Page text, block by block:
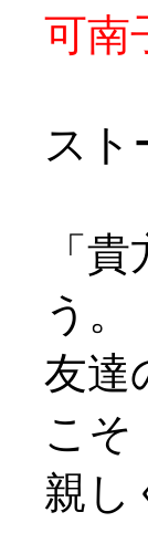
可南
ス
「
う。
友達
こそ
親し